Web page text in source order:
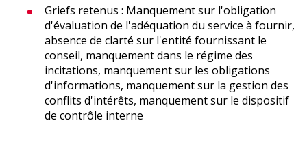
Griefs retenus : Manquement sur l'obligation
d'évaluation de l'adéquation du service à fournir,
absence de clarté sur l'entité fournissant le
conseil, manquement dans le régime des
incitations, manquement sur les obligations
d'informations, manquement sur la gestion des
conflits d'intérêts, manquement sur le dispositif
de contrôle interne